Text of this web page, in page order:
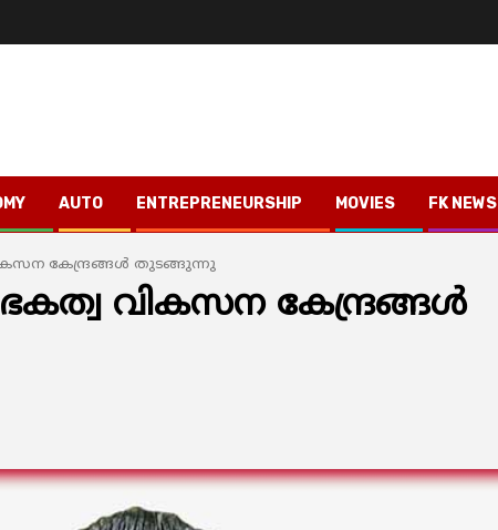
AUTO ENTREPRENEURSHIP MOVIES FK NEWS
കേന്ദ്രങ്ങള്‍ തുടങ്ങുന്നു
വികസന കേന്ദ്രങ്ങള്‍